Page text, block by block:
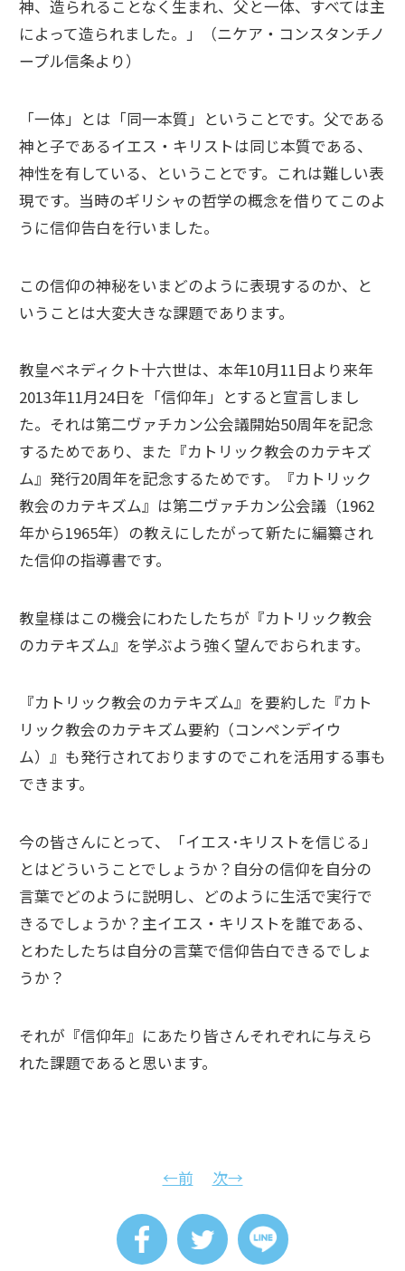
神、造られることなく生まれ、父と一体、すべては主
によって造られました。」（ニケア・コンスタンチノ
ープル信条より）
「一体」とは「同一本質」ということです。父である
神と子であるイエス・キリストは同じ本質である、
神性を有している、ということです。これは難しい表
現です。当時のギリシャの哲学の概念を借りてこのよ
うに信仰告白を行いました。
この信仰の神秘をいまどのように表現するのか、と
いうことは大変大きな課題であります。
教皇ベネディクト十六世は、本年10月11日より来年
2013年11月24日を「信仰年」とすると宣言しまし
た。それは第二ヴァチカン公会議開始50周年を記念
するためであり、また『カトリック教会のカテキズ
ム』発行20周年を記念するためです。『カトリック
教会のカテキズム』は第二ヴァチカン公会議（1962
年から1965年）の教えにしたがって新たに編纂され
た信仰の指導書です。
教皇様はこの機会にわたしたちが『カトリック教会
のカテキズム』を学ぶよう強く望んでおられます。
『カトリック教会のカテキズム』を要約した『カト
リック教会のカテキズム要約（コンペンデイウ
ム）』も発行されておりますのでこれを活用する事も
できます。
今の皆さんにとって、「イエス･キリストを信じる」
とはどういうことでしょうか？自分の信仰を自分の
言葉でどのように説明し、どのように生活で実行で
きるでしょうか？主イエス・キリストを誰である、
とわたしたちは自分の言葉で信仰告白できるでしょ
うか？
それが『信仰年』にあたり皆さんそれぞれに与えら
れた課題であると思います。
←前 次→